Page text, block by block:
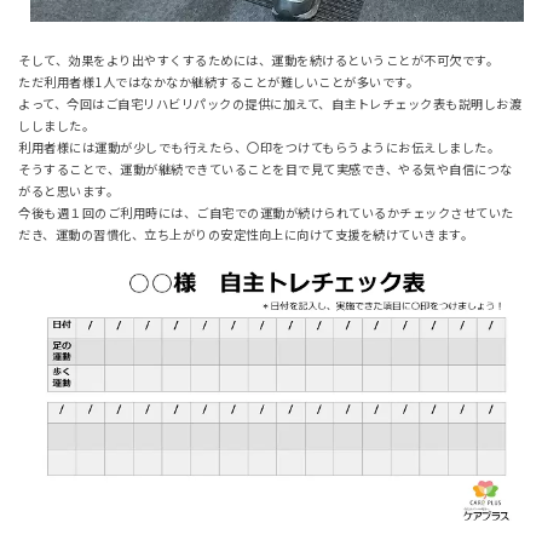
そして、効果をより出やすくするためには、運動を続けるということが不可欠です。
ただ利用者様1人ではなかなか継続することが難しいことが多いです。
よって、今回はご自宅リハビリパックの提供に加えて、自主トレチェック表も説明しお渡
ししました。
利用者様には運動が少しでも行えたら、〇印をつけてもらうようにお伝えしました。
そうすることで、運動が継続できていることを目で見て実感でき、やる気や自信につな
がると思います。
今後も週１回のご利用時には、ご自宅での運動が続けられているかチェックさせていた
だき、運動の習慣化、立ち上がりの安定性向上に向けて支援を続けていきます。